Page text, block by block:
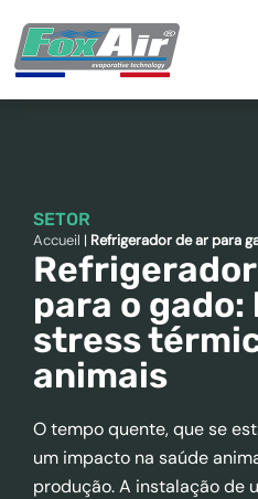
content
SETOR
Accueil | Refrigerador de ar para
para o
stress
animais
O tempo quente, que se
um impacto na saúde
produção. A instalação de